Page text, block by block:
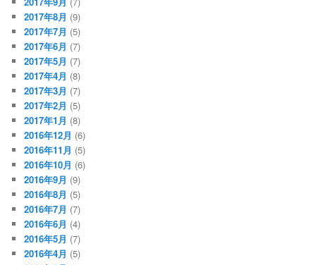
2017年8月 (9)
2017年7月 (5)
2017年6月 (7)
2017年5月 (7)
2017年4月 (8)
2017年3月 (7)
2017年2月 (5)
2017年1月 (8)
2016年12月 (6)
2016年11月 (5)
2016年10月 (6)
2016年9月 (9)
2016年8月 (5)
2016年7月 (7)
2016年6月 (4)
2016年5月 (7)
2016年4月 (5)